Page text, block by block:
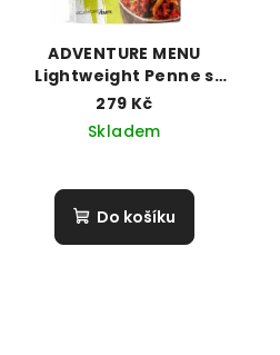
ADVENTURE MENU
Lightweight Penne s
Boloňskou omáčkou a
parmesánem
279 Kč
Skladem
Do košíku